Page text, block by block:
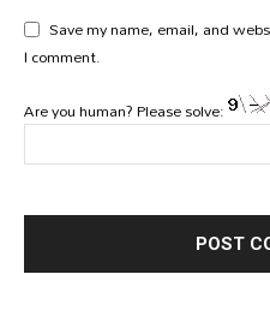
Save my name, email, and
I comment.
Are you human? Please solve: